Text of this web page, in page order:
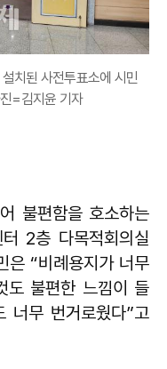
치된 사전투표소에 시민
=김지윤 기자
불편함을 호소하는
2층 다목적회의실
은 “비례용지가 너무
도 불편한 느낌이 들
너무 번거로웠다”고